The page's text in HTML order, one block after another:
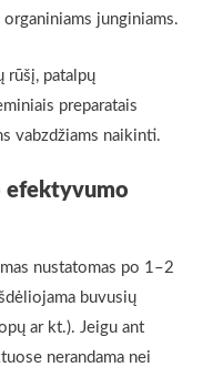
junginiams.
rūšį, patalpų
preparatais
vabzdžiams naikinti.
efektyvumo
nustatomas po 1–2
buvusių
ar kt.). Jeigu ant
nerandama nei